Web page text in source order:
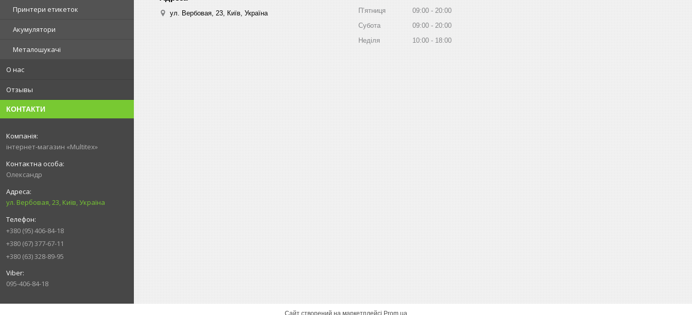
Принтери етикеток
Акумулятори
Металошукачі
О нас
Отзывы
КОНТАКТИ
інтернет-магазин «Multitex»
Олександр
ул. Вербовая, 23, Київ, Україна
+380 (95) 406-84-18
+380 (67) 377-67-11
+380 (63) 328-89-95
095-406-84-18
ул. Вербовая, 23, Київ, Україна
Пʼятниця
09:00
20:00
Субота
09:00
20:00
Неділя
10:00 18:00
Сайт створений на маркетплейсі Prom.ua